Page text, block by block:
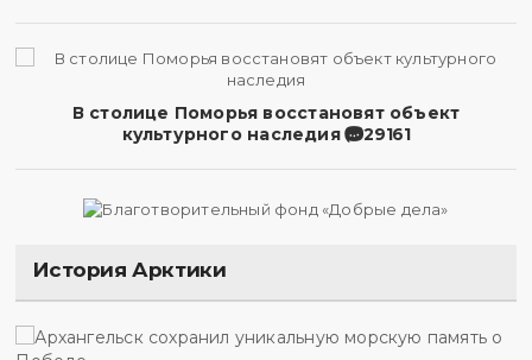
В столице Поморья восстановят объект
культурного наследия
29161
История Арктики